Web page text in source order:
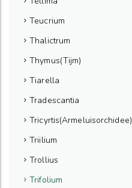
Teucrium
Thalictrum
Thymus(Tijm)
Tiarella
Tradescantia
Tricyrtis(Armeluisorchidee)
Triilium
Trollius
Trifolium